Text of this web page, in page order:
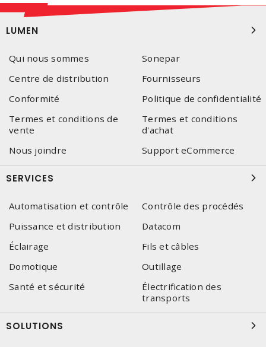
LUMEN
Qui nous sommes
Sonepar
Centre de distribution
Fournisseurs
Conformité
Politique de confidentialité
Termes et conditions de
vente
Termes et conditions
d'achat
Nous joindre
Support eCommerce
SERVICES
Automatisation et contrôle
Contrôle des procédés
Puissance et distribution
Datacom
Éclairage
Fils et câbles
Domotique
Outillage
Santé et sécurité
Électrification des
transports
SOLUTIONS